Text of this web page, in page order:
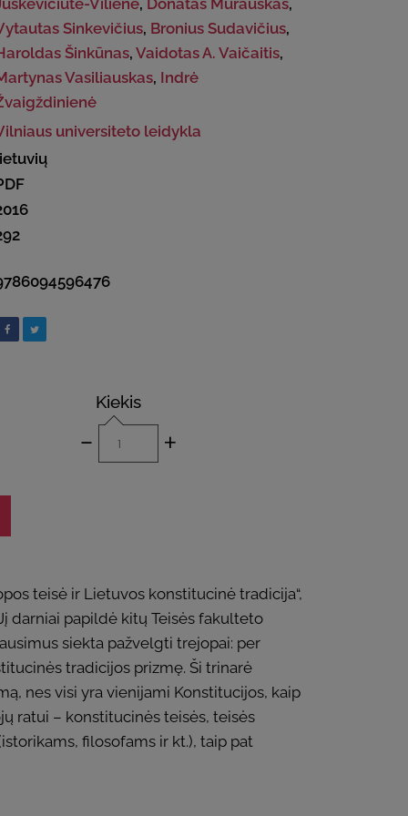
Vilienė, Donatas Murauskas,
Sinkevičius, Bronius Sudavičius,
Šinkūnas, Vaidotas A. Vaičaitis,
Vasiliauskas, Indrė
universiteto leidykla
Kiekis
- +
teisė ir Lietuvos konstitucinė tradicija“,
darniai papildė kitų Teisės fakulteto
siekta pažvelgti trejopai: per
tradicijos prizmę. Ši trinarė
nes visi yra vienijami Konstitucijos, kaip
ratui – konstitucinės teisės, teisės
filosofams ir kt.), taip pat